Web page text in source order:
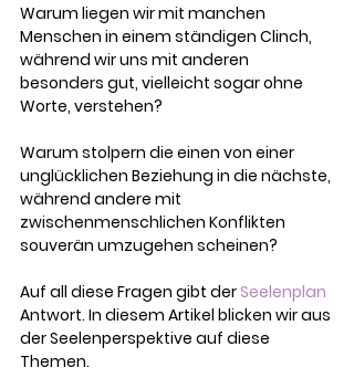
Warum liegen wir mit manchen
Menschen in einem ständigen Clinch,
während wir uns mit anderen
besonders gut, vielleicht sogar ohne
Worte, verstehen?
Warum stolpern die einen von einer
unglücklichen Beziehung in die nächste,
während andere mit
zwischenmenschlichen Konflikten
souverän umzugehen scheinen?
Auf all diese Fragen gibt der Seelenplan
Antwort. In diesem Artikel blicken wir aus
der Seelenperspektive auf diese
Themen.